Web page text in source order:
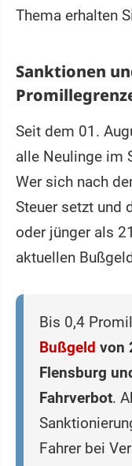
Thema erhalten
Sanktionen
Seit dem 01.
alle Neulinge im
Wer sich nach
Steuer setzt und
oder jünger als
aktuellen
Bis 0,4
Bußgeld von
Flensburg
Fahrverbot.
Fahrer bei